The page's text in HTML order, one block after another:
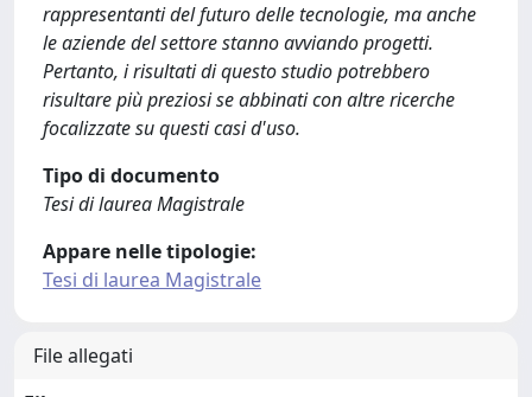
rappresentanti del futuro delle tecnologie, ma anche
le aziende del settore stanno avviando progetti.
Pertanto, i risultati di questo studio potrebbero
risultare più preziosi se abbinati con altre ricerche
focalizzate su questi casi d'uso.
Tipo di documento
Tesi di laurea Magistrale
Appare nelle tipologie:
Tesi di laurea Magistrale
File allegati